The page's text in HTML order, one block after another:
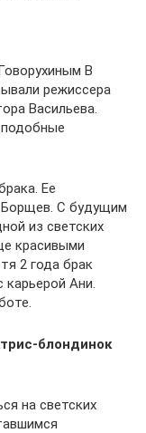
В
режиссера
Васильева.
Ее
Борщев. С будущим
из светских
красивыми
2 года брак
Ани.
блондинок
на светских